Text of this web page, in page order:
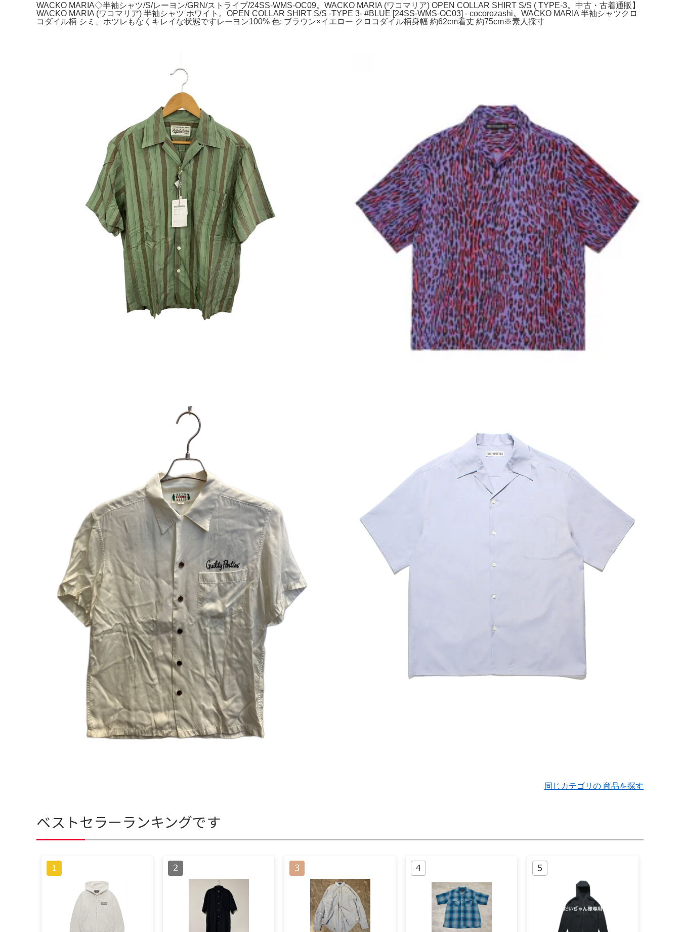
WACKO MARIA◇半袖シャツ/S/レーヨン/GRN/ストライプ/24SS-WMS-OC09。WACKO MARIA (ワコマリア) OPEN COLLAR SHIRT S/S ( TYPE-3。中古・古着通販】
WACKO MARIA (ワコマリア) 半袖シャツ ホワイト。OPEN COLLAR SHIRT S/S -TYPE 3- #BLUE [24SS-WMS-OC03] - cocorozashi。WACKO MARIA 半袖シャツクロ
コダイル柄 シミ、ホツレもなくキレイな状態ですレーヨン100% 色: ブラウン×イエロー クロコダイル柄身幅 約62cm着丈 約75cm※素人採寸
同じカテゴリの 商品を探す
ベストセラーランキングです